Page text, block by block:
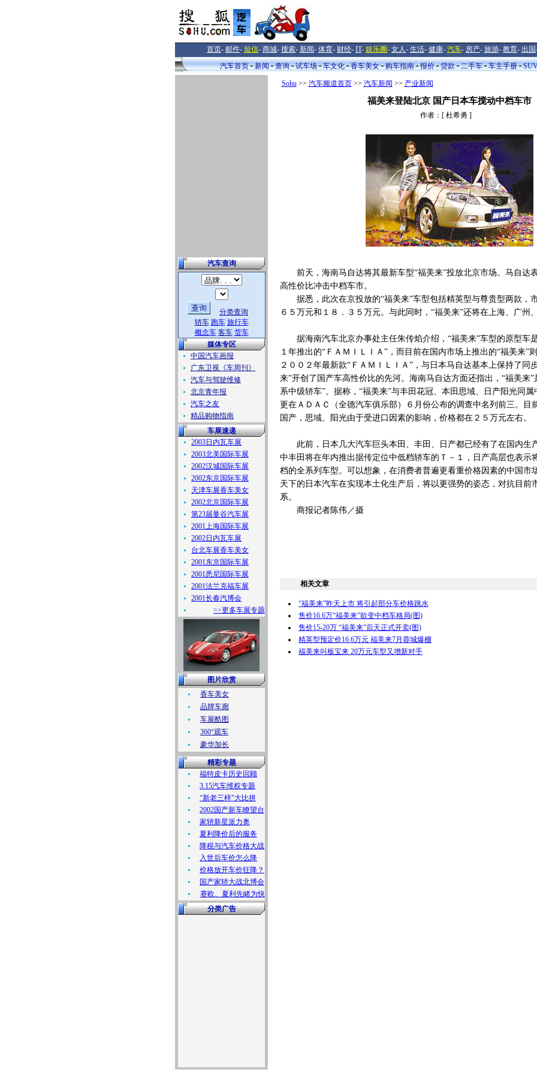
首页- 邮件- 短信- 商城- 搜索- 新闻- 体育- 财经- IT- 娱乐圈- 女人- 生活- 健康- 汽车- 房产- 旅游- 教育- 出国
汽车首页
新闻 查询 试车场 车文化 香车美女 购车指南 报价 贷款 二手车 车主手册
汽车查询
分类查询
轿车 跑车 旅行车
概念车 客车 货车
媒体专区
中国汽车画报
广东卫视《车周刊》
汽车与驾驶维修
北京青年报
汽车之友
精品购物指南
车展速递
2003日内瓦车展
2003北美国际车展
2002汉城国际车展
2002东京国际车展
天津车展香车美女
2002北京国际车展
第23届曼谷汽车展
2001上海国际车展
2002日内瓦车展
台北车展香车美女
2001东京国际车展
2001悉尼国际车展
2001法兰克福车展
2001长春汽博会
>>更多车展专题
图片欣赏
香车美女
品牌车廊
车展酷图
360°观车
豪华加长
精彩专题
福特皮卡历史回顾
3.15汽车维权专题
“新老三样”大比拼
2002国产新车瞭望台
家轿新星派力奥
夏利降价后的服务
降税与汽车价格大战
入世后车价怎么降
价格放开车价狂降？
国产家轿大战北博会
赛欧、夏利先睹为快
分类广告
Sohu>> 汽车频道首页>> 汽车新闻 >> 产业新闻
福美来登陆北京 国产日本车搅动中档车市
作者：[ 杜希勇 ]
前天，海南马自达将其最新车型“福美来”投放北京市场。马自达
高性价比冲击中档车市。
据悉，此次在京投放的“福美来”车型包括精英型与尊贵型两款，市
６５万元和１８．３５万元。与此同时，“福美来”还将在上海、广州
据海南汽车北京办事处主任朱传焰介绍，“福美来”车型的原型车
１年推出的“ＦＡＭＩＬＩＡ”，而目前在国内市场上推出的“福美来”
２００２年最新款“ＦＡＭＩＬＩＡ”，与日本马自达基本上保持了同
来”开创了国产车高性价比的先河。海南马自达方面还指出，“福美来”
系中级轿车”。据称，“福美来”与丰田花冠、本田思域、日产阳光同
更在ＡＤＡＣ（全德汽车俱乐部）６月份公布的调查中名列前三。目
国产，思域、阳光由于受进口因素的影响，价格都在２５万元左右。
此前，日本几大汽车巨头本田、丰田、日产都已经有了在国内生
中丰田将在年内推出据传定位中低档轿车的Ｔ－１，日产高层也表示
档的全系列车型。可以想象，在消费者普遍更看重价格因素的中国市
天下的日本汽车在实现本土化生产后，将以更强势的姿态，对抗目前
系。
商报记者陈伟／摄
相关文章
“福美来”昨天上市 将引起部分车价格跳水
售价16.6万“福美来”欲变中档车格局(图)
售价15-20万 “福美来”后天正式开卖(图)
精英型预定价16.6万元 福美来7月蓉城爆棚
福美来叫板宝来 20万元车型又增新对手